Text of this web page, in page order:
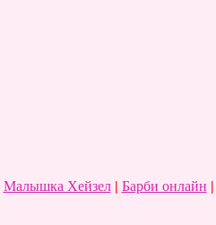
Малышка Хейзел| Барби онлайн |